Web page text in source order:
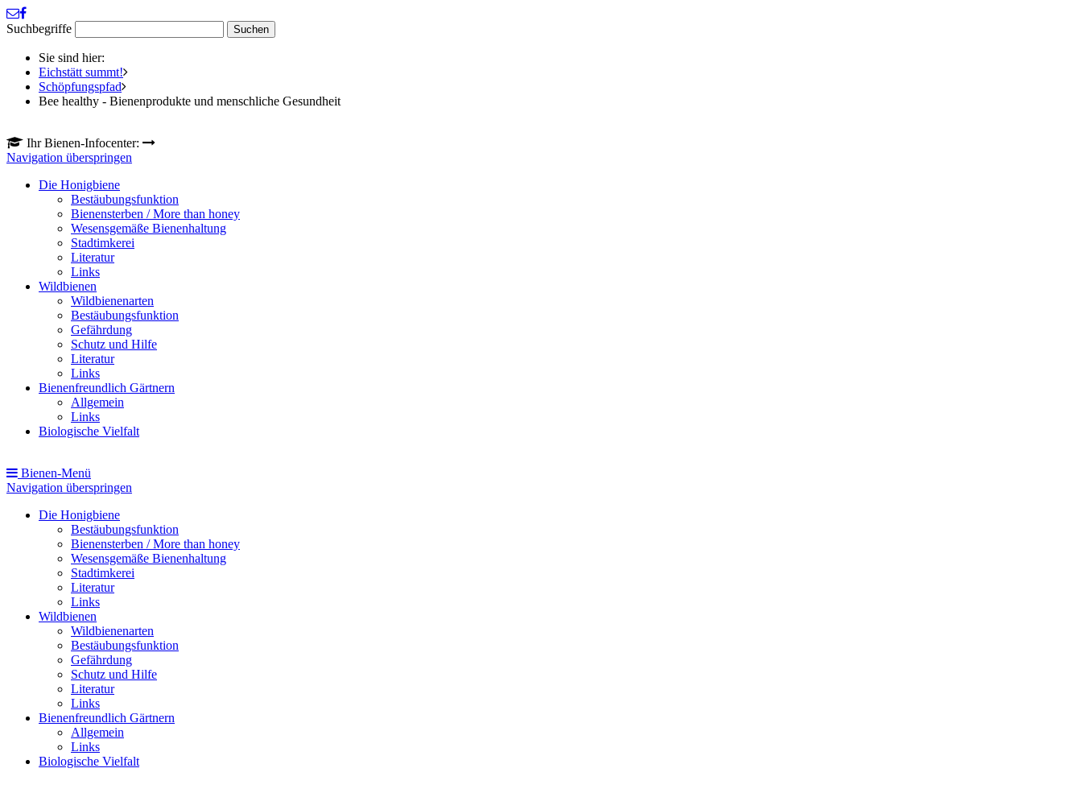
Suchbegriffe
Sie sind hier:
Eichstätt summt!
Schöpfungspfad
Bee healthy - Bienenprodukte und menschliche Gesundheit
Ihr Bienen-Infocenter:
Navigation überspringen
Die Honigbiene
Bestäubungsfunktion
Bienensterben / More than honey
Wesensgemäße Bienenhaltung
Stadtimkerei
Literatur
Links
Wildbienen
Wildbienenarten
Bestäubungsfunktion
Gefährdung
Schutz und Hilfe
Literatur
Links
Bienenfreundlich Gärtnern
Allgemein
Links
Biologische Vielfalt
Bienen-Menü
Navigation überspringen
Die Honigbiene
Bestäubungsfunktion
Bienensterben / More than honey
Wesensgemäße Bienenhaltung
Stadtimkerei
Literatur
Links
Wildbienen
Wildbienenarten
Bestäubungsfunktion
Gefährdung
Schutz und Hilfe
Literatur
Links
Bienenfreundlich Gärtnern
Allgemein
Links
Biologische Vielfalt